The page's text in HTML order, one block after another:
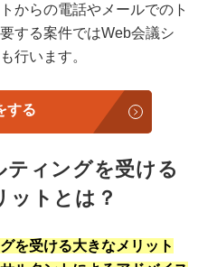
からの電話やメールでのト
する案件ではWeb会議シ
行います。
する
ティングを受ける
ットとは？
を受ける大きなメリット